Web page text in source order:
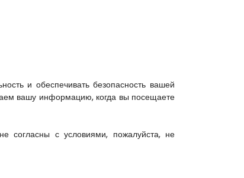
и обеспечивать безопасность вашей
вашу информацию, когда вы посещаете
согласны с условиями, пожалуйста, не